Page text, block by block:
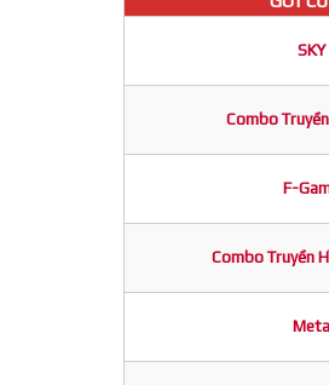
SKY
Combo
F-
Combo Truyền
Meta